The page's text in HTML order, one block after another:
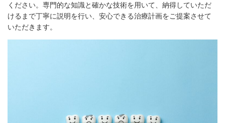
ください。専門的な知識と確かな技術を用いて、納得していただ
けるまで丁寧に説明を行い、安心できる治療計画をご提案させて
いただきます。